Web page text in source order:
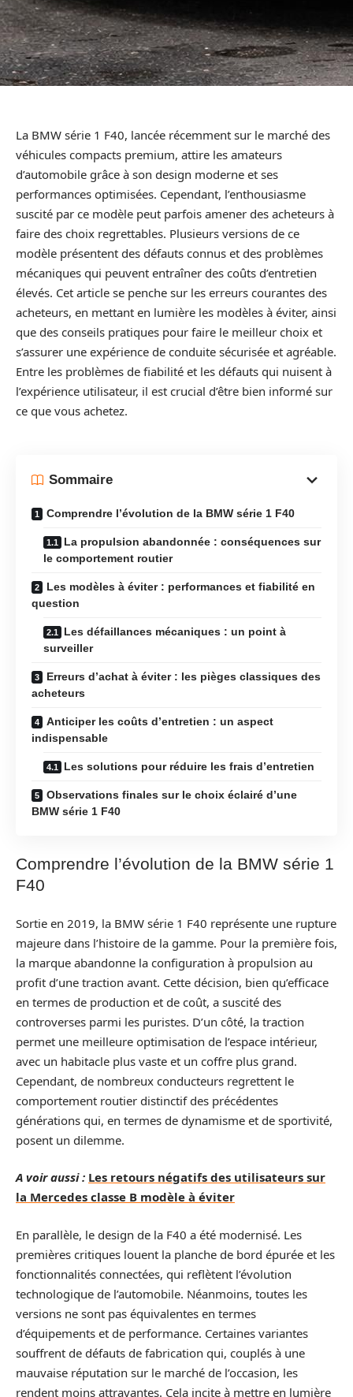
La BMW série 1 F40, lancée récemment sur le marché des
véhicules compacts premium, attire les amateurs
d’automobile grâce à son design moderne et ses
performances optimisées. Cependant, l’enthousiasme
suscité par ce modèle peut parfois amener des acheteurs à
faire des choix regrettables. Plusieurs versions de ce
modèle présentent des défauts connus et des problèmes
mécaniques qui peuvent entraîner des coûts d’entretien
élevés. Cet article se penche sur les erreurs courantes des
acheteurs, en mettant en lumière les modèles à éviter, ainsi
que des conseils pratiques pour faire le meilleur choix et
s’assurer une expérience de conduite sécurisée et agréable.
Entre les problèmes de fiabilité et les défauts qui nuisent à
l’expérience utilisateur, il est crucial d’être bien informé sur
ce que vous achetez.
Sommaire
Comprendre l’évolution de la BMW série 1 F40
La propulsion abandonnée : conséquences sur
le comportement routier
Les modèles à éviter : performances et fiabilité en
question
Les défaillances mécaniques : un point à
surveiller
Erreurs d’achat à éviter : les pièges classiques des
acheteurs
Anticiper les coûts d’entretien : un aspect
indispensable
Les solutions pour réduire les frais d’entretien
Observations finales sur le choix éclairé d’une
BMW série 1 F40
Comprendre l’évolution de la BMW série 1
F40
Sortie en 2019, la BMW série 1 F40 représente une rupture
majeure dans l’histoire de la gamme. Pour la première fois,
la marque abandonne la configuration à propulsion au
profit d’une traction avant. Cette décision, bien qu’efficace
en termes de production et de coût, a suscité des
controverses parmi les puristes. D’un côté, la traction
permet une meilleure optimisation de l’espace intérieur,
avec un habitacle plus vaste et un coffre plus grand.
Cependant, de nombreux conducteurs regrettent le
comportement routier distinctif des précédentes
générations qui, en termes de dynamisme et de sportivité,
posent un dilemme.
A voir aussi : Les retours négatifs des utilisateurs sur
la Mercedes classe B modèle à éviter
En parallèle, le design de la F40 a été modernisé. Les
premières critiques louent la planche de bord épurée et les
fonctionnalités connectées, qui reflètent l’évolution
technologique de l’automobile. Néanmoins, toutes les
versions ne sont pas équivalentes en termes
d’équipements et de performance. Certaines variantes
souffrent de défauts de fabrication qui, couplés à une
mauvaise réputation sur le marché de l’occasion, les
rendent moins attrayantes. Cela incite à mettre en lumière